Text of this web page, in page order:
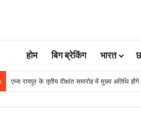
होम बिग ब्रेकिंग भारत
एम्स रायपुर के तृतीय दीक्षांत समारोह में मुख्य अतिथि होंगे